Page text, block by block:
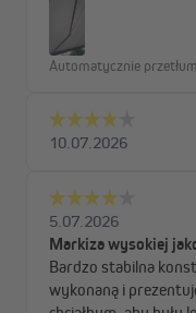
Pełna kaseta
warunkami
automatycznie
Kąt nachylenia można
Łatwy montaż
Markizę można
Uchwyty sufitowe
Natomiast uchwyty